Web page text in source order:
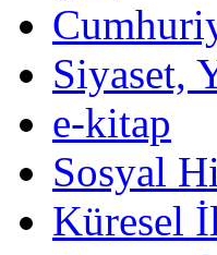
Siyaset,
e-kitap
Sosyal
Küresel